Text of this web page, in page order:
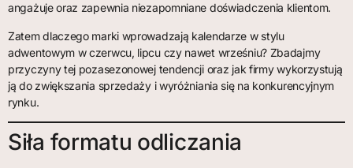
angażuje oraz zapewnia niezapomniane doświadczenia klientom.
Zatem dlaczego marki wprowadzają kalendarze w stylu
adwentowym w czerwcu, lipcu czy nawet wrześniu? Zbadajmy
przyczyny tej pozasezonowej tendencji oraz jak firmy wykorzystują
ją do zwiększania sprzedaży i wyróżniania się na konkurencyjnym
rynku.
Siła formatu odliczania